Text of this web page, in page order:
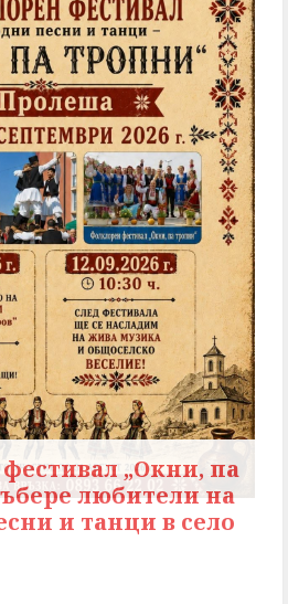
„Окни, па
любители на
и танци в село